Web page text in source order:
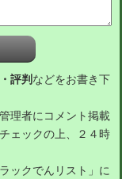
評判 などをお書き下
理者にコメント掲載
ェックの上、２４時
ックでんリスト」に